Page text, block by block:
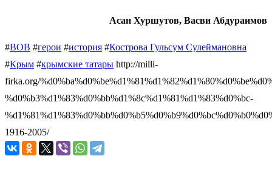
Асан Хуршутов, Васви Абдураимов
#ВОВ #герои #история #Кострова Гульсум Сулеймановна
#Крым #крымские татары http://milli-
firka.org/
%d0%b3%d1%83%d0%bb%d1%8c%d1%81%d1%83%d0%bc-
1916-2005/